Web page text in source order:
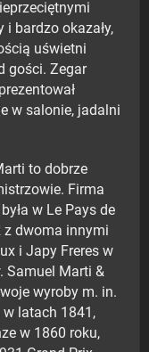
bardzo okazały,
uświetni
gości. Zegar
w salonie, jadalni
to dobrze
Firma
w Le Pays de
z dwoma innymi
i Japy Freres w
Samuel Marti &
wyroby m. in.
w latach 1841,
w 1860 roku,